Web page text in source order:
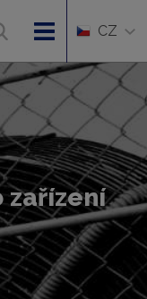
CZ
zařízení